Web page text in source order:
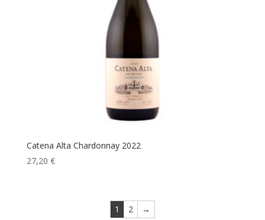
Catena Alta Chardonnay 2022
27,20 €
1 2 →